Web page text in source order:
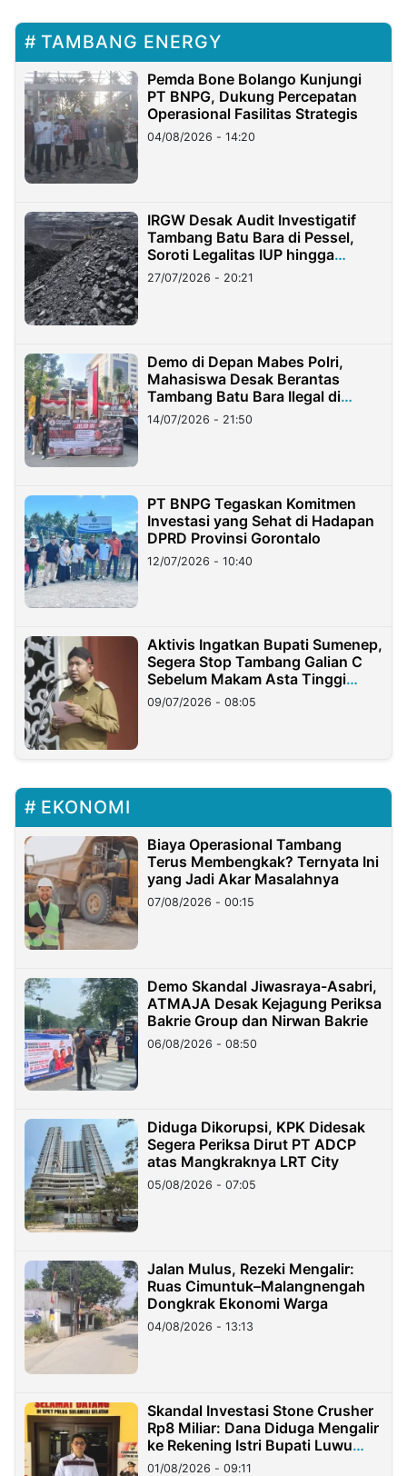
TAMBANG ENERGY
Pemda Bone Bolango Kunjungi
PT BNPG, Dukung Percepatan
Operasional Fasilitas Strategis
04/08/2026 - 14:20
IRGW Desak Audit Investigatif
Tambang Batu Bara di Pessel,
Soroti Legalitas IUP hingga
Stockpile
27/07/2026 - 20:21
Demo di Depan Mabes Polri,
Mahasiswa Desak Berantas
Tambang Batu Bara Ilegal di
Lampung
14/07/2026 - 21:50
PT BNPG Tegaskan Komitmen
Investasi yang Sehat di Hadapan
DPRD Provinsi Gorontalo
12/07/2026 - 10:40
Aktivis Ingatkan Bupati Sumenep,
Segera Stop Tambang Galian C
Sebelum Makam Asta Tinggi
Longsor
09/07/2026 - 08:05
EKONOMI
Biaya Operasional Tambang
Terus Membengkak? Ternyata Ini
yang Jadi Akar Masalahnya
07/08/2026 - 00:15
Demo Skandal Jiwasraya-Asabri,
ATMAJA Desak Kejagung Periksa
Bakrie Group dan Nirwan Bakrie
06/08/2026 - 08:50
Diduga Dikorupsi, KPK Didesak
Segera Periksa Dirut PT ADCP
atas Mangkraknya LRT City
05/08/2026 - 07:05
Jalan Mulus, Rezeki Mengalir:
Ruas Cimuntuk–Malangnengah
Dongkrak Ekonomi Warga
04/08/2026 - 13:13
Skandal Investasi Stone Crusher
Rp8 Miliar: Dana Diduga Mengalir
ke Rekening Istri Bupati Luwu
Timur
01/08/2026 - 09:11